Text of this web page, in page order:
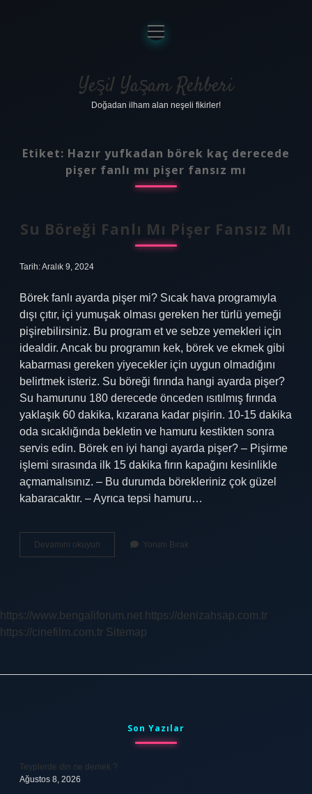
Anasayfa
Gizlilik Politikası
Yasal Uyarı
menüyü
aç
Yeşil Yaşam Rehberi
Doğadan ilham alan neşeli fikirler!
Etiket: Hazır yufkadan börek kaç derecede
pişer fanlı mı pişer fansız mı
Su Böreği Fanlı Mı Pişer Fansız Mı
Tarih: Aralık 9, 2024
Börek fanlı ayarda pişer mi? Sıcak hava programıyla
dışı çıtır, içi yumuşak olması gereken her türlü yemeği
pişirebilirsiniz. Bu program et ve sebze yemekleri için
idealdir. Ancak bu programın kek, börek ve ekmek gibi
kabarması gereken yiyecekler için uygun olmadığını
belirtmek isteriz. Su böreği fırında hangi ayarda pişer?
Su hamurunu 180 derecede önceden ısıtılmış fırında
yaklaşık 60 dakika, kızarana kadar pişirin. 10-15 dakika
oda sıcaklığında bekletin ve hamuru kestikten sonra
servis edin. Börek en iyi hangi ayarda pişer? – Pişirme
işlemi sırasında ilk 15 dakika fırın kapağını kesinlikle
açmamalısınız. – Bu durumda börekleriniz çok güzel
kabaracaktır. – Ayrıca tepsi hamuru…
Devamını okuyun
Böreği
Mı
Yorum Bırak
https://www.bengaliforum.net https://denizahsap.com.tr
https://cinefilm.com.tr Sitemap
Son Yazılar
Teyplerde din ne demek ?
Ağustos 8, 2026